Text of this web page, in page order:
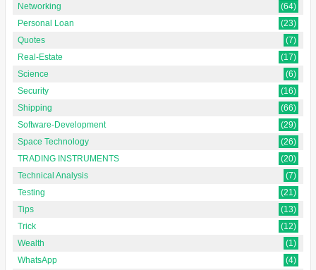
Networking
(64)
Personal Loan
(23)
Quotes
(7)
Real-Estate
(17)
Science
(6)
Security
(16)
Shipping
(66)
Software-Development
(29)
Space Technology
(26)
TRADING INSTRUMENTS
(20)
Technical Analysis
(7)
Testing
(21)
Tips
(13)
Trick
(12)
Wealth
(1)
WhatsApp
(4)